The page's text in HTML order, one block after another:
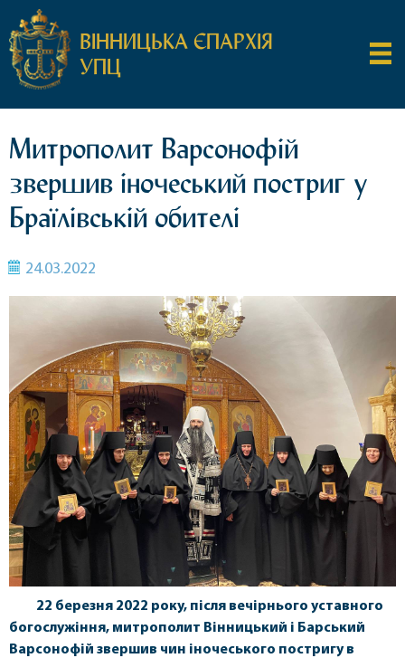
ВІННИЦЬКА ЄПАРХІЯ
УПЦ
Митрополит Варсонофій
звершив іночеський постриг у
Браїлівській обителі
24.03.2022
22 березня 2022 року, після вечірнього уставного
богослужіння, митрополит Вінницький і Барський
Варсонофій звершив чин іночеського постригу в